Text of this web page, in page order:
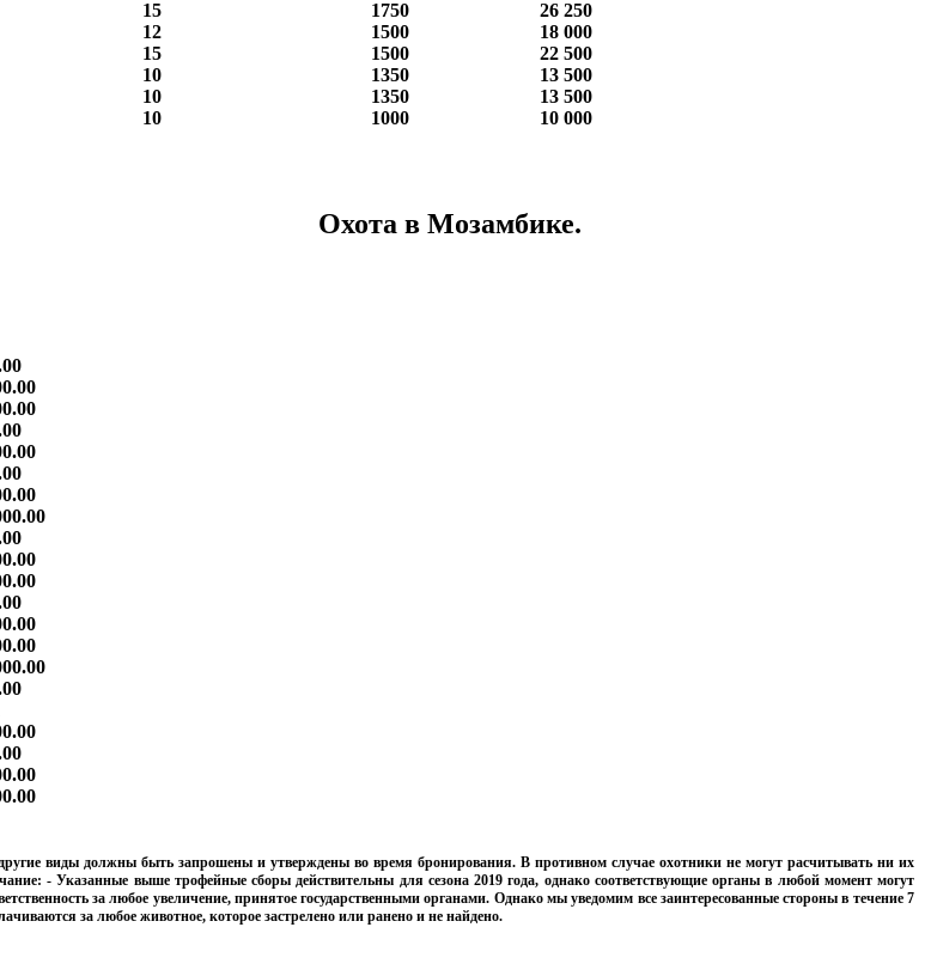
15 1750
26 250
12 1500
18 000
15 1500
22 500
10 1350
13 500
10 1350
13 500
10 1000 10 000
Мозамбике.
виды должны быть запрошены и утверждены во время бронирования. В противном случае охотники не могут расчитывать ни их
- Указанные выше трофейные сборы действительны для сезона 2019 года, однако соответствующие органы в любой момент могут
за любое увеличение, принятое государственными органами. Однако мы уведомим все заинтересованные стороны в течение 7
за любое животное, которое застрелено или ранено и не найдено.